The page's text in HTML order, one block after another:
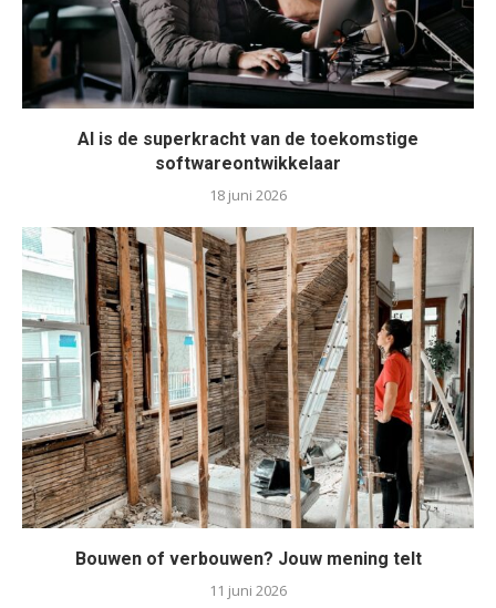
AI is de superkracht van de toekomstige
softwareontwikkelaar
18 juni 2026
Bouwen of verbouwen? Jouw mening telt
11 juni 2026